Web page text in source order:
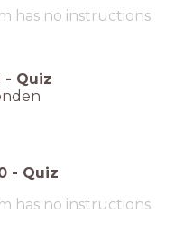
has no instructions
- Quiz
- Quiz
has no instructions